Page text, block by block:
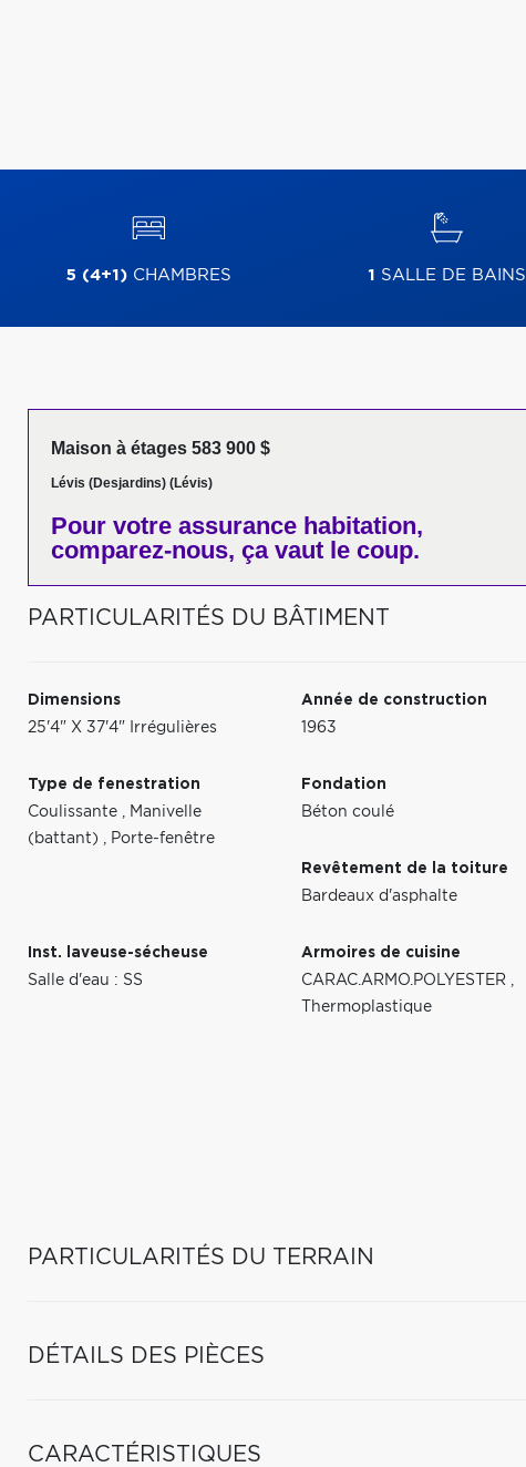
5 (4+1)CHAMBRES 1 SALLE DE BAINS
Maison à étages 583 900 $
Lévis (Desjardins) (Lévis)
Pour votre assurance habitation,
comparez-nous, ça vaut le coup.
PARTICULARITÉS DU BÂTIMENT
Dimensions
25'4" X 37'4" Irrégulières
Année de construction
1963
Type de fenestration
Coulissante
Manivelle
(battant)
Porte-fenêtre
Fondation
Béton coulé
Revêtement de la toiture
Bardeaux d'asphalte
Inst. laveuse-sécheuse
Salle d'eau : SS
Armoires de cuisine
CARAC.ARMO.POLYESTER
Thermoplastique
PARTICULARITÉS DU TERRAIN
DÉTAILS DES PIÈCES
CARACTÉRISTIQUES